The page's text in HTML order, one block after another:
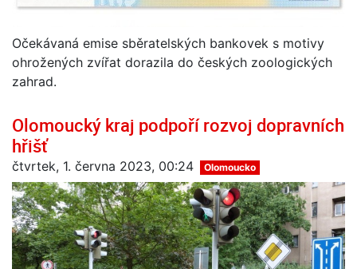
Očekávaná emise sběratelských bankovek s motivy
ohrožených zvířat dorazila do českých zoologických
zahrad.
Olomoucký kraj podpoří rozvoj dopravních
hřišť
čtvrtek, 1. června 2023, 00:24 Olomoucko